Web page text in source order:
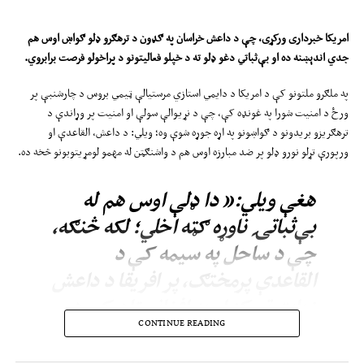
امریکاخبرداری ورکړی، چې د داعش خراسان په ګډون د ترهګرو ډلو ګواښ اوسهم
جدي اندېښنه ده او بې‌ثباتي دغو ډلو ته د خپلو فعالیتونو د پراخولو فرصت برابروي.
په ملګرو ملتونو کې د امریکا د دایمي استازي مرستیالې ټیمي بروس د چارشنبې پر
ورځ د امنیت شورا په غونډه کې، چې د نړیوالې سولې او امنیت پر وړاندې د
ترهګریزو بریدونو د ګواښونو په اړه جوړه شوې وه؛ ویلي: د داعش، القاعدې او
ورپورې تړلو نورو ډلو پر ضد مبارزه اوس هم د واشنګټن له مهمو لومړیتوبونو څخه ده.
هغې ویلي:« دا ډلې اوس هم له
بې‌ثباتۍ ناوړه ګټه اخلي؛ لکه څنګه،
چې د ساحل په سیمه کې د
القاعدې پرمختګ، پر افریقا د داعش
زیات تمرکز او په افغانستان کې د
داعش خراسان دوامدار ګواښ
CONTINUE READING